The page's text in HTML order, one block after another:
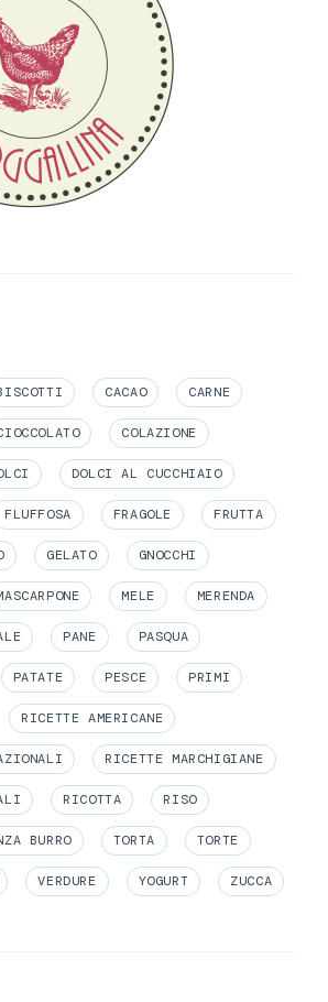
CACAO CARNE
COLAZIONE
DOLCI AL CUCCHIAIO
FLUFFOSA FRAGOLE FRUTTA
GELATO GNOCCHI
MELE MERENDA
PANE PASQUA
PATATE PESCE PRIMI
RICETTE AMERICANE
RICETTE MARCHIGIANE
RICOTTA RISO
BURRO TORTA TORTE
VERDURE YOGURT ZUCCA